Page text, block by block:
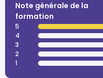
Note générale de la
formation
5
4
3
2
1